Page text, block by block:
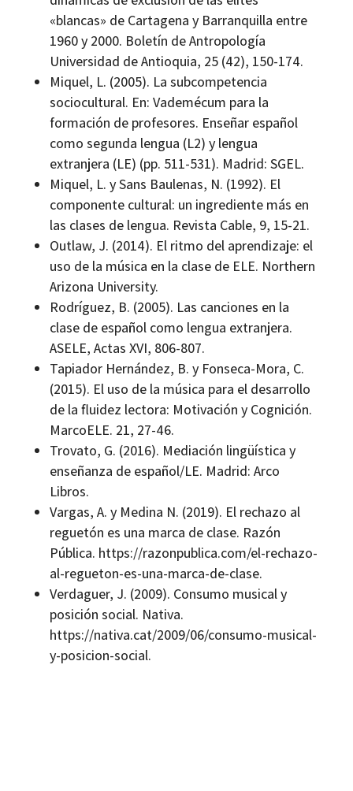
«blancas» de Cartagena y Barranquilla entre
1960 y 2000. Boletín de Antropología
Universidad de Antioquia, 25 (42), 150-174.
Miquel, L. (2005). La subcompetencia
sociocultural. En: Vademécum para la
formación de profesores. Enseñar español
como segunda lengua (L2) y lengua
extranjera (LE) (pp. 511-531). Madrid: SGEL.
Miquel, L. y Sans Baulenas, N. (1992). El
componente cultural: un ingrediente más en
las clases de lengua. Revista Cable, 9, 15-21.
Outlaw, J. (2014). El ritmo del aprendizaje: el
uso de la música en la clase de ELE. Northern
Arizona University.
Rodríguez, B. (2005). Las canciones en la
clase de español como lengua extranjera.
ASELE, Actas XVI, 806-807.
Tapiador Hernández, B. y Fonseca-Mora, C.
(2015). El uso de la música para el desarrollo
de la fluidez lectora: Motivación y Cognición.
MarcoELE. 21, 27-46.
Trovato, G. (2016). Mediación lingüística y
enseñanza de español/LE. Madrid: Arco
Libros.
Vargas, A. y Medina N. (2019). El rechazo al
reguetón es una marca de clase. Razón
Pública. https://razonpublica.com/el-rechazo-
al-regueton-es-una-marca-de-clase.
Verdaguer, J. (2009). Consumo musical y
posición social. Nativa.
https://nativa.cat/2009/06/consumo-musical-
y-posicion-social.